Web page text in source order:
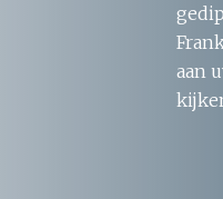
aan